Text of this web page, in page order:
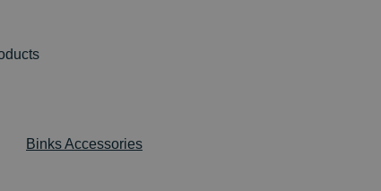
Binks Accessories
Lakiernicze